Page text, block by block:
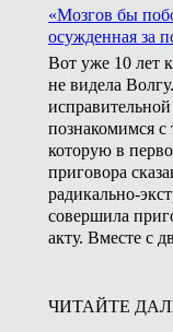
«Мозгов бы
осужденная за
Вот уже 10 лет
не видела
познакомимся
которую в
приговора
радикально-
совершила
акту. Вместе с
ЧИТАЙТЕ